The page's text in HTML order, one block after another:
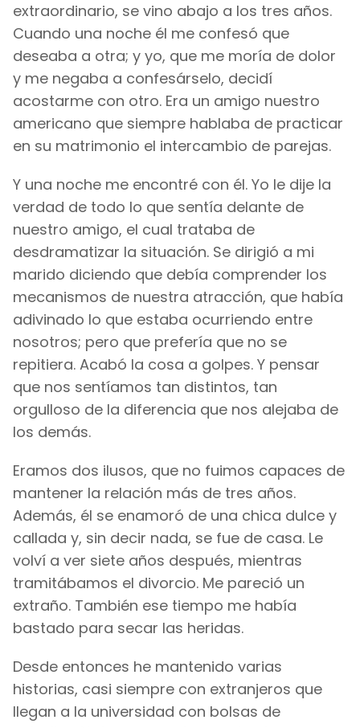
extraordinario, se vino abajo a los tres años.
Cuando una noche él me confesó que
deseaba a otra; y yo, que me moría de dolor
y me negaba a confesárselo, decidí
acostarme con otro. Era un amigo nuestro
americano que siempre hablaba de practicar
en su matrimonio el intercambio de parejas.
Y una noche me encontré con él. Yo le dije la
verdad de todo lo que sentía delante de
nuestro amigo, el cual trataba de
desdramatizar la situación. Se dirigió a mi
marido diciendo que debía comprender los
mecanismos de nuestra atracción, que había
adivinado lo que estaba ocurriendo entre
nosotros; pero que prefería que no se
repitiera. Acabó la cosa a golpes. Y pensar
que nos sentíamos tan distintos, tan
orgulloso de la diferencia que nos alejaba de
los demás.
Eramos dos ilusos, que no fuimos capaces de
mantener la relación más de tres años.
Además, él se enamoró de una chica dulce y
callada y, sin decir nada, se fue de casa. Le
volví a ver siete años después, mientras
tramitábamos el divorcio. Me pareció un
extraño. También ese tiempo me había
bastado para secar las heridas.
Desde entonces he mantenido varias
historias, casi siempre con extranjeros que
llegan a la universidad con bolsas de